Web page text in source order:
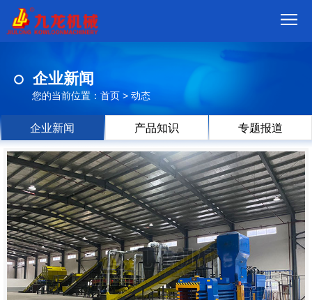
品
视
频
现
场
方
案
动
态联
企业新闻
您的当前位置： 首页 > 动态
企业新闻 产品知识 专题报道